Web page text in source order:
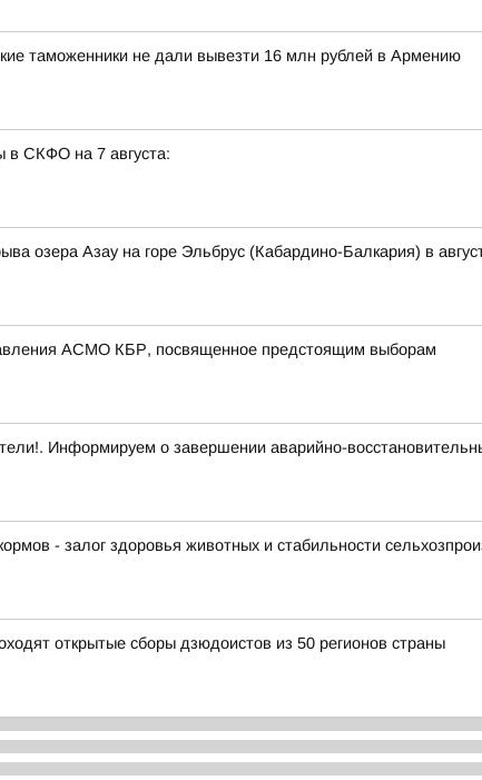
таможенники не дали вывезти 16 млн рублей в Армению
в СКФО на 7 августа:
озера Азау на горе Эльбрус (Кабардино-Балкария) в
АСМО КБР, посвященное предстоящим выборам
Информируем о завершении аварийно-
- залог здоровья животных и стабильности
открытые сборы дзюдоистов из 50 регионов страны